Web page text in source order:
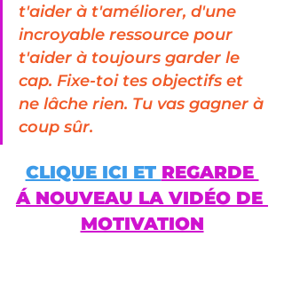
t'aider à t'améliorer, d'une
incroyable ressource pour
t'aider à toujours garder le
cap. Fixe-toi tes objectifs et
ne lâche rien. Tu vas gagner à
coup sûr.
CLIQUE ICI ET REGARDE
Á NOUVEAU LA VIDÉO DE
MOTIVATION